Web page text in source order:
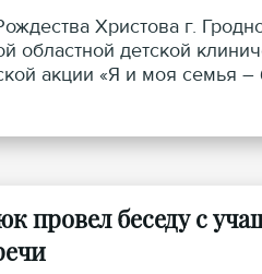
Христова г.
областной детской
акции «Я и моя семья –
провел беседу с